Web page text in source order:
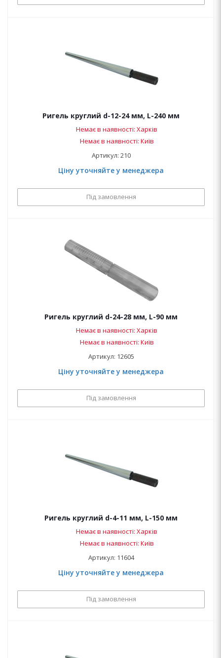
Ригель круглий d-12-24 мм, L-240 мм
Немає в наявності: Харків
Немає в наявності: Київ
Артикул: 210
Ціну уточняйте у менеджера
Під замовлення
Ригель круглий d-24-28 мм, L-90 мм
Немає в наявності: Харків
Немає в наявності: Київ
Артикул: 12605
Ціну уточняйте у менеджера
Під замовлення
Ригель круглий d-4-11 мм, L-150 мм
Немає в наявності: Харків
Немає в наявності: Київ
Артикул: 11604
Ціну уточняйте у менеджера
Під замовлення